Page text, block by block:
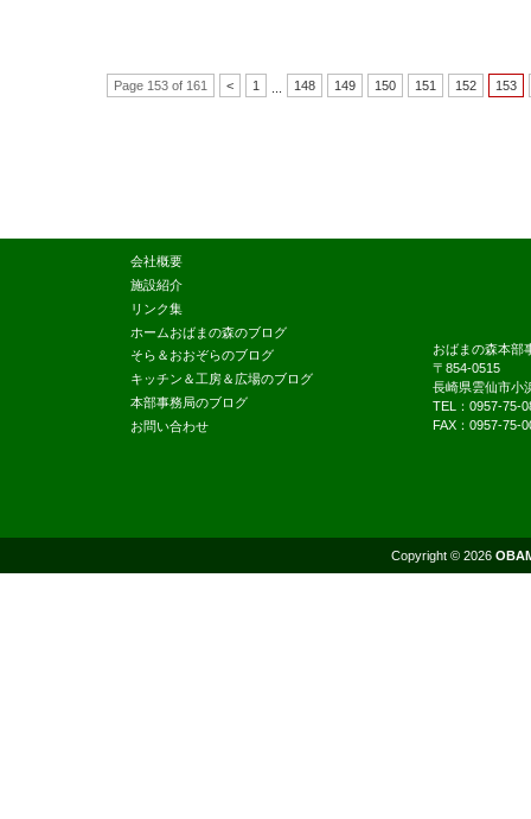
Page 153 of 161 < 1 148 149 150 151 152 153
会社概要
施設紹介
リンク集
ホームおばまの森のブログ
そら＆おおぞらのブログ
キッチン＆工房＆広場のブログ
本部事務局のブログ
お問い合わせ
おばまの森本部
〒854-0515
長崎県雲仙市小
TEL：0957-75-
FAX：0957-75-
Copyright © 2026